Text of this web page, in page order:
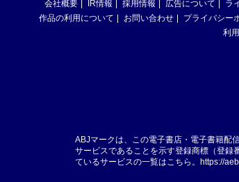
会社概要 IR情報 採用情報 広告について ラ
作品の利用について
お問い合わせ プライバシー
利
ABJマークは、この電子書店・電子書籍配
サービスであることを示す登録商標（登録
ているサービスの一覧はこちら。 https://